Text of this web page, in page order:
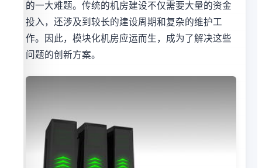
的一大难题。传统的机房建设不仅需要大量的资金
投入，还涉及到较长的建设周期和复杂的维护工
作。因此，模块化机房应运而生，成为了解决这些
问题的创新方案。